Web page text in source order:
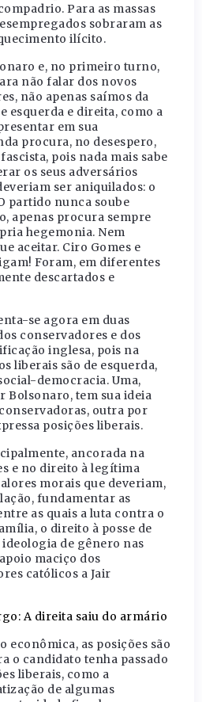
Para as massas
sobraram as
ilícito.
e, no primeiro turno,
não falar dos novos
não apenas saímos da
esquerda e direita, como a
em sua
procura, no desespero,
pois nada mais sabe
os seus adversários
ser aniquilados: o
partido nunca soube
apenas procura sempre
hegemonia. Nem
aceitar. Ciro Gomes e
Foram, em diferentes
descartados e
se agora em duas
conservadores e dos
inglesa, pois na
liberais são de esquerda,
democracia. Uma,
Bolsonaro, tem sua ideia
outra por
posições liberais.
ancorada na
e no direito à legítima
morais que deveriam,
fundamentar as
as quais a luta contra o
o direito à posse de
ideologia de gênero nas
maciço dos
católicos a Jair
A direita saiu do armário
econômica, as posições são
o candidato tenha passado
liberais, como a
de algumas